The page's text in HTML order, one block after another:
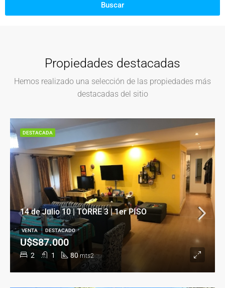
Buscar
Propiedades destacadas
Hemos realizado una selección de las propiedades más
destacadas del sitio
14 de Julio 10 | TORRE 3 | 1er PISO
2 1 80 mts2
U$S87.000
VENTA DESTACADO
DESTACADA